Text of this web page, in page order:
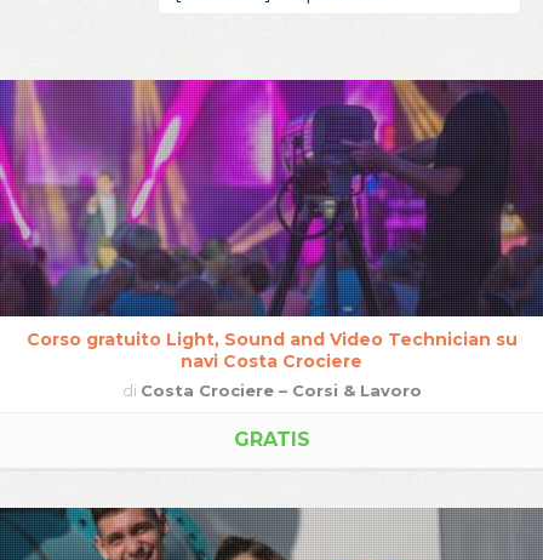
Corso gratuito Light, Sound and Video Technician su
navi Costa Crociere
di Costa Crociere – Corsi & Lavoro
GRATIS